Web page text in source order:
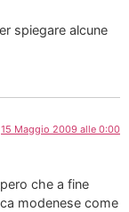
spiegare alcune
15 Maggio 2009 alle 0:00
che a fine
modenese come